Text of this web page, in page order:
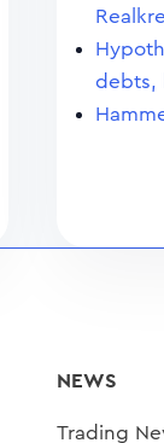
debts,
NEWS
Trading